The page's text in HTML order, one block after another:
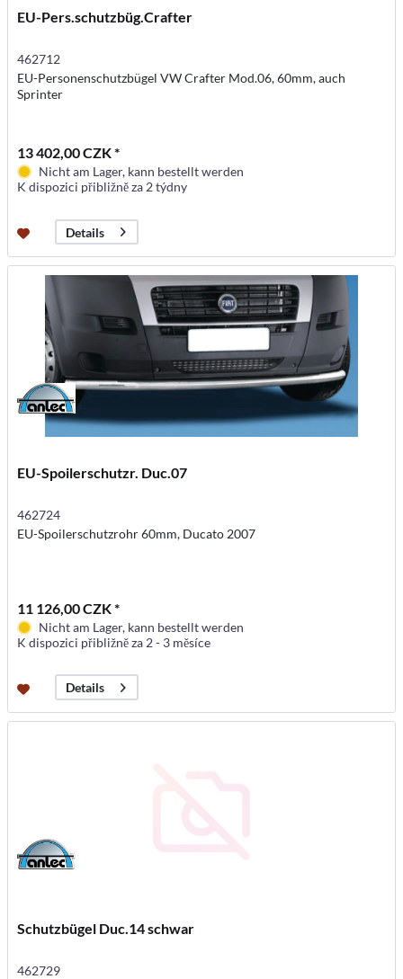
EU-Pers.schutzbüg.Crafter
462712
EU-Personenschutzbügel VW Crafter Mod.06, 60mm, auch
Sprinter
13 402,00 CZK *
Nicht am Lager, kann bestellt werden
K dispozici přibližně za 2 týdny
Details
EU-Spoilerschutzr. Duc.07
462724
EU-Spoilerschutzrohr 60mm, Ducato 2007
11 126,00 CZK *
Nicht am Lager, kann bestellt werden
K dispozici přibližně za 2 - 3 měsíce
Details
Schutzbügel Duc.14 schwar
462729